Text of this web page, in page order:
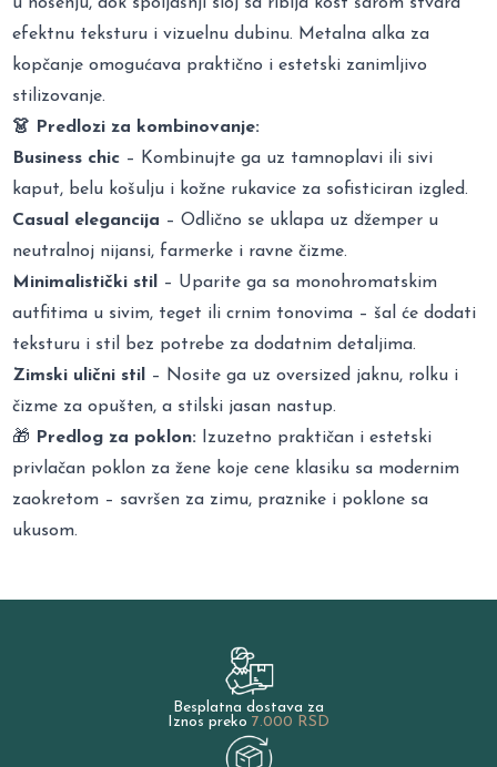
efektnu teksturu i vizuelnu dubinu. Metalna alka za
kopčanje omogućava praktično i estetski zanimljivo
stilizovanje.
👗 Predlozi za kombinovanje:
Business chic – Kombinujte ga uz tamnoplavi ili sivi
kaput, belu košulju i kožne rukavice za sofisticiran izgled.
Casual elegancija – Odlično se uklapa uz džemper u
neutralnoj nijansi, farmerke i ravne čizme.
Minimalistički stil
– Uparite ga sa monohromatskim
autfitima u sivim, teget ili crnim tonovima – šal će dodati
teksturu i stil bez potrebe za dodatnim detaljima.
Zimski ulični stil
– Nosite ga uz oversized jaknu, rolku i
čizme za opušten, a stilski jasan nastup.
🎁
Predlog za poklon: Izuzetno praktičan i estetski
privlačan poklon za žene koje cene klasiku sa modernim
zaokretom – savršen za zimu, praznike i poklone sa
ukusom.
Besplatna dostava za
Iznos preko 7.000 RSD